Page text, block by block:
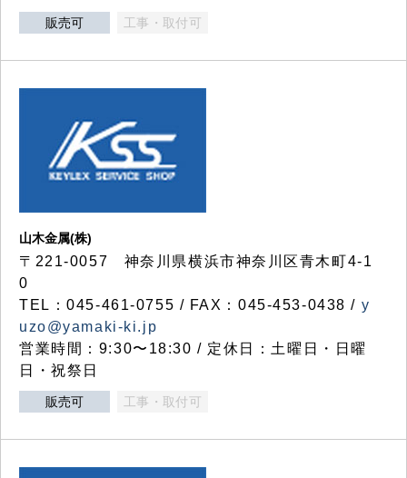
販売可 工事・取付可
山木金属(株)
〒221-0057 神奈川県横浜市神奈川区青木町4-1
0
TEL：045-461-0755 / FAX：045-453-0438 / y
uzo@yamaki-ki.jp
営業時間：9:30〜18:30 / 定休日：土曜日・日曜
日・祝祭日
販売可 工事・取付可